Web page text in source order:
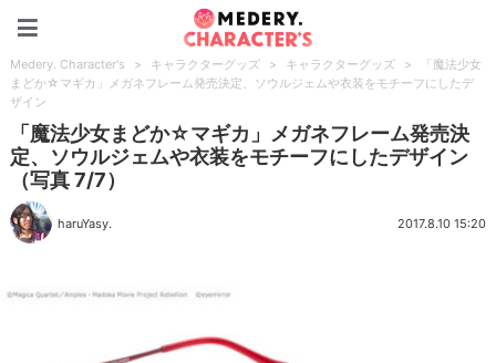
Medery. Character's > キャラクターグッズ > キャラクターグッズ >
「魔法少女
まどか☆マギカ」メガネフレーム発売決定、ソウルジェムや衣装をモチーフにしたデ
ザイン
「魔法少女まどか☆マギカ」メガネフレーム発売決
定、ソウルジェムや衣装をモチーフにしたデザイン
（写真 7/7）
haruYasy. 2017.8.10 15:20